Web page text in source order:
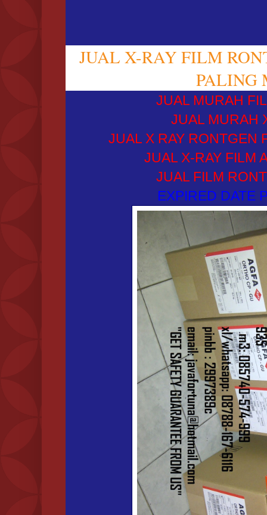
JUAL X-RAY FILM
PALING
JUAL MURAH
JUAL MURAH
JUAL X RAY RONTGEN
JUAL X-RAY FILM
JUAL FILM
EXPIRED DATE